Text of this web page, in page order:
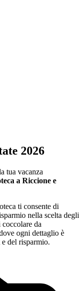
2026
tua vacanza
a Riccione e
ti consente di
nella scelta degli
da
ogni dettaglio è
del risparmio.